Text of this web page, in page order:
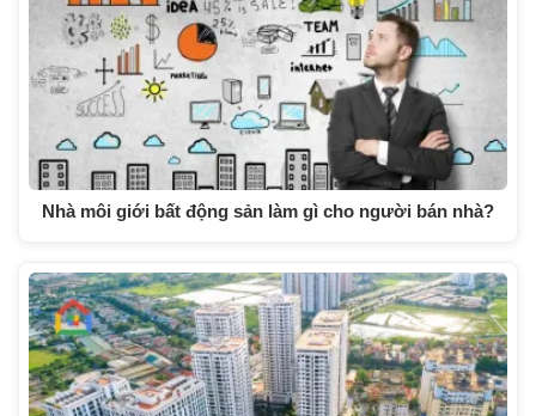
Nhà môi giới bất động sản làm gì cho người bán nhà?